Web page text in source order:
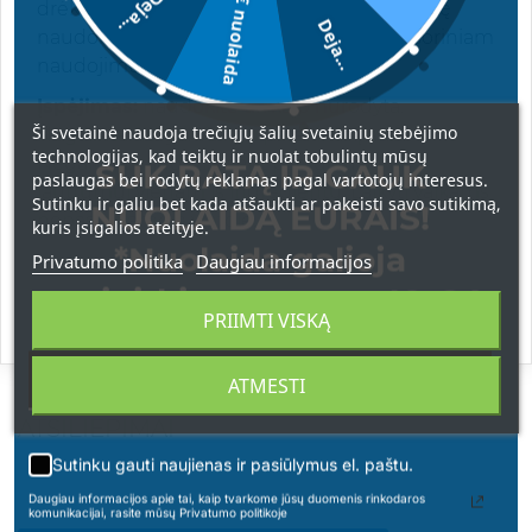
drėkinamuoju/ maitinamuoju kremu. Kaukę
naudokite 2 kartus per savaitę. Tinka tik išoriniam
naudojimui.
Įspėjimas:naudokite tik kaip nurodyta.
Negalima nuryti. Vengti patekimo į akis.
Negalima naudoti, esant padidėjusiam
jautrumui vienam iš ingredientų. Laikyti vaikams
nepasiekiamoje vietoje.
ATSILIEPIMAI
Ši svetainė naudoja trečiųjų šalių svetainių stebėjimo
technologijas, kad teiktų ir nuolat tobulintų mūsų
paslaugas bei rodytų reklamas pagal vartotojų interesus.
Sutinku ir galiu bet kada atšaukti ar pakeisti savo sutikimą,
kuris įsigalios ateityje.
Privatumo politika Daugiau informacijos
ATMESTI
PRIIMTI VISKĄ
Deja...
5€ nuolaida
Deja...
SUK RATĄ IR GAUK
NUOLAIDĄ EURAIS!
*Nuolaida galioja
apsipirkimams nuo 49 € !
Sutinku gauti naujienas ir pasiūlymus el. paštu.
Daugiau informacijos apie tai, kaip tvarkome jūsų duomenis rinkodaros
komunikacijai, rasite mūsų Privatumo politikoje